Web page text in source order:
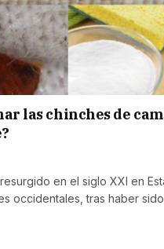
las chinches de
en el siglo XXI en
occidentales, tras haber sido